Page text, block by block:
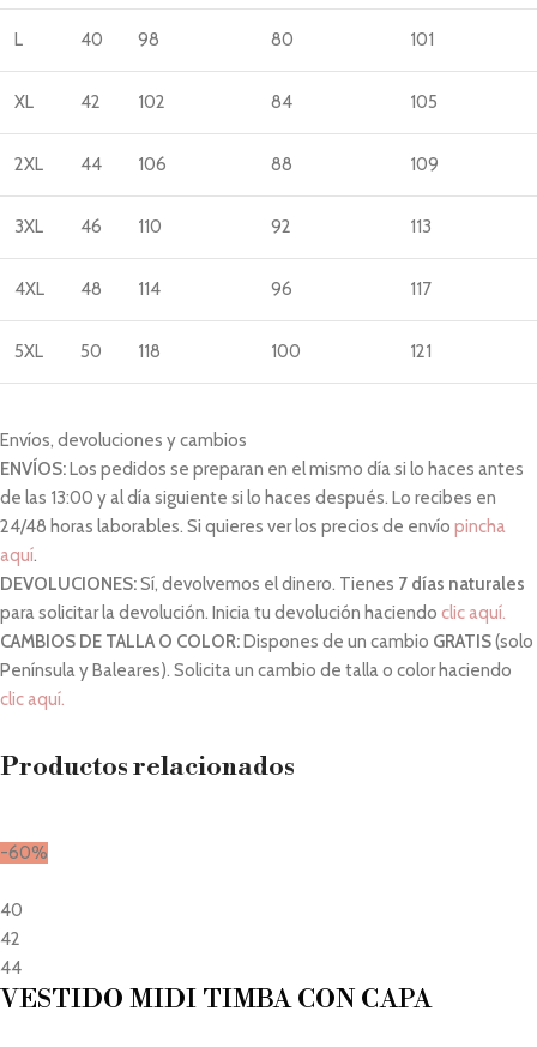
L 40 98 80 101
XL 42 102 84 105
2XL 44 106 88 109
3XL 46 110 92 113
4XL 48 114 96 117
5XL 50 118 100 121
Envíos, devoluciones y cambios
ENVÍOS:Los pedidos se preparan en el mismo día si lo haces antes
de las 13:00 y al día siguiente si lo haces después. Lo recibes en
24/48 horas laborables. Si quieres ver los precios de envío pincha
aquí.
DEVOLUCIONES:Sí, devolvemos el dinero. Tienes 7 días naturales
para solicitar la devolución. Inicia tu devolución haciendo clic aquí.
CAMBIOS DE TALLA O COLOR:Dispones de un cambio GRATIS(solo
Península y Baleares). Solicita un cambio de talla o color haciendo
clic aquí.
Productos relacionados
-60%
40
42
44
VESTIDO MIDI TIMBA CON CAPA